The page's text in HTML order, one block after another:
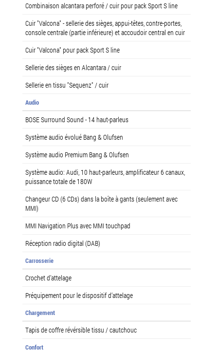
Combinaison alcantara perforé / cuir pour pack Sport S line
Cuir "Valcona" - sellerie des sièges, appui-têtes, contre-portes,
console centrale (partie inférieure) et accoudoir central en cuir
Cuir "Valcona" pour pack Sport S line
Sellerie des sièges en Alcantara / cuir
Sellerie en tissu "Sequenz" / cuir
Audio
BOSE Surround Sound - 14 haut-parleus
Système audio évolué Bang & Olufsen
Système audio Premium Bang & Olufsen
Système audio: Audi, 10 haut-parleurs, amplificateur 6 canaux,
puissance totale de 180W
Changeur CD (6 CDs) dans la boîte à gants (seulement avec
MMI)
MMI Navigation Plus avec MMI touchpad
Réception radio digital (DAB)
Carrosserie
Crochet d’attelage
Préquipement pour le dispositif d’attelage
Chargement
Tapis de coffre révérsible tissu / cautchouc
Confort